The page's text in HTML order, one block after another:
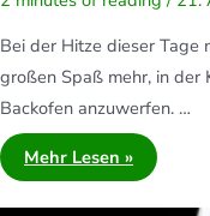
Bei der Hitze dieser Tage
großen Spaß mehr, in der
Backofen anzuwerfen. …
Mehr Lesen »